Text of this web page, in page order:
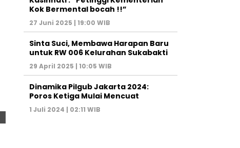
Kok Bermental bocah !!”
27 Juni 2025 | 19:00 WIB
Sinta Suci, Membawa Harapan Baru
untuk RW 006 Kelurahan Sukabakti
29 April 2025 | 10:05 WIB
Dinamika Pilgub Jakarta 2024:
Poros Ketiga Mulai Mencuat
1 Juli 2024 | 02:11 WIB